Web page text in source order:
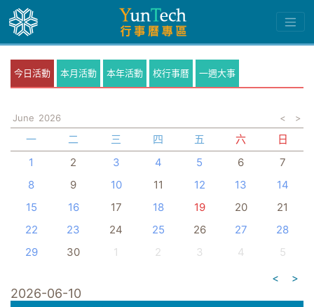
今日活動 本月活動 本年活動 校行事曆 一週大事
June 2026 < >
一 二 三 四 五 六
日
1
2 3 4 5 6
7
8
9 10 11 12 13
14
15
16 17 18 19 20
21
22
23 24 25 26 27
28
29
30 1 2 3 4
5
<
>
2026-06-10